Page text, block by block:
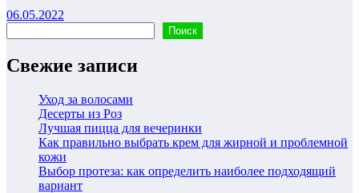
06.05.2022
Поиск
Свежие записи
Уход за волосами
Десерты из Роз
Лучшая пицца для вечеринки
Как правильно выбрать крем для жирной и проблемной
кожи
Выбор протеза: как определить наиболее подходящий
вариант